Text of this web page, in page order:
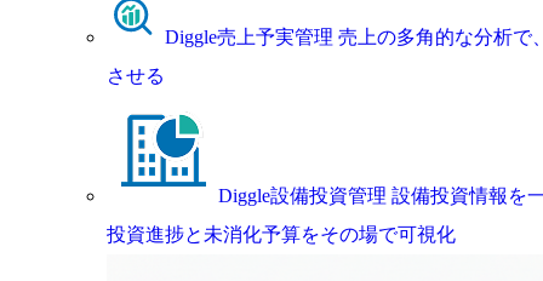
Diggle売上予実管理 売上の多角的な分析で
させる
Diggle設備投資管理 設備投資情報を
投資進捗と未消化予算をその場で可視化